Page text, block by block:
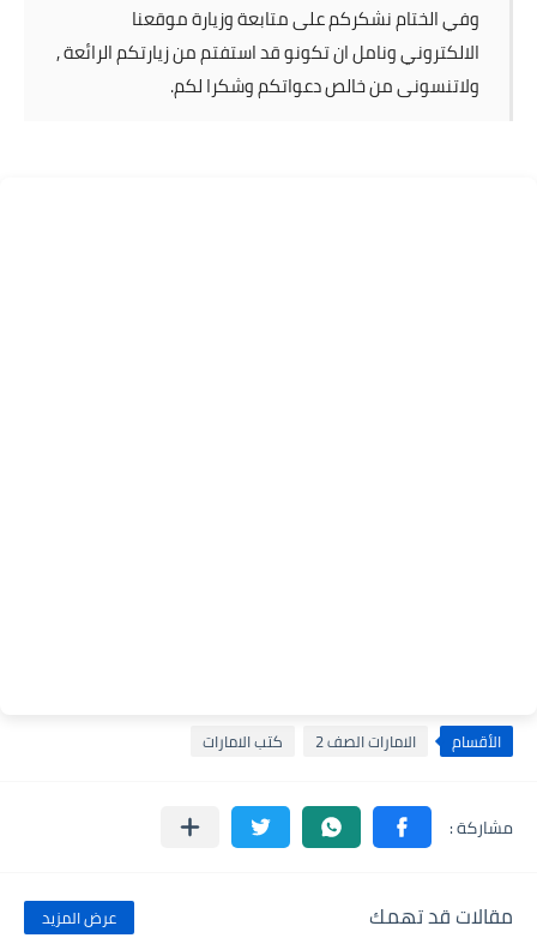
وفي الختام نشكركم على متابعة وزيارة موقعنا
الالكتروني ونامل ان تكونو قد استفتم من زيارتكم الرائعة ,
ولاتنسونى من خالص دعواتكم وشكرا لكم.
الأقسام الامارات الصف 2 كتب الامارات
مقالات قد تهمك عرض المزيد